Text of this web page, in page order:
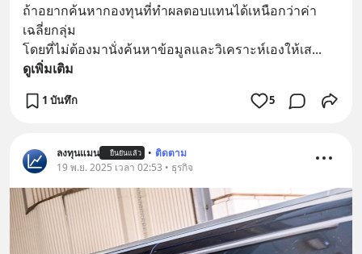
ถ้าอยากค้นหากองทุนที่ทำผลตอบแทนได้เหนือกว่าค่า
เฉลี่ยกลุ่ม
โดยที่ไม่ต้องมานั่งค้นหาข้อมูลและวิเคราะห์เองให้เส...
ดูเพิ่มเติม
1 บันทึก 5
ลงทุนแมน ยืนยันแล้ว • ติดตาม
19 พ.ย. 2025 เวลา 02:53 • ธุรกิจ